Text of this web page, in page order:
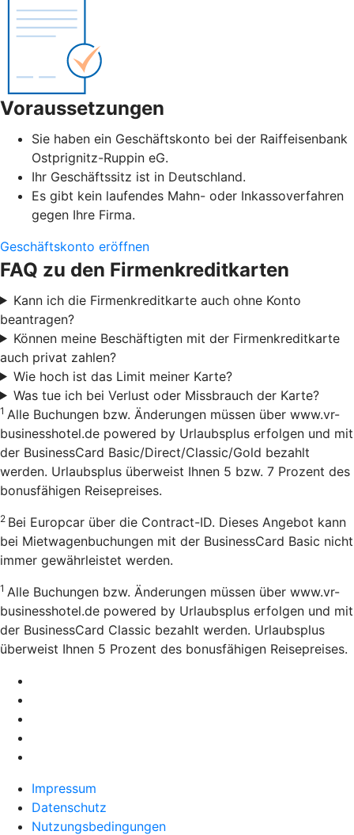
Voraussetzungen
Sie haben ein Geschäftskonto bei der Raiffeisenbank
Ostprignitz-Ruppin eG.
Ihr Geschäftssitz ist in Deutschland.
Es gibt kein laufendes Mahn- oder Inkassoverfahren
gegen Ihre Firma.
Geschäftskonto eröffnen
FAQ zu den Firmenkreditkarten
Kann ich die Firmenkreditkarte auch ohne Konto
beantragen?
Können meine Beschäftigten mit der Firmenkreditkarte
auch privat zahlen?
Wie hoch ist das Limit meiner Karte?
Was tue ich bei Verlust oder Missbrauch der Karte?
1 Alle Buchungen bzw. Änderungen müssen über www.vr-
businesshotel.de powered by Urlaubsplus erfolgen und mit
der BusinessCard Basic/Direct/Classic/Gold bezahlt
werden. Urlaubsplus überweist Ihnen 5 bzw. 7 Prozent des
bonusfähigen Reisepreises.
2 Bei Europcar über die Contract-ID. Dieses Angebot kann
bei Mietwagenbuchungen mit der BusinessCard Basic nicht
immer gewährleistet werden.
1 Alle Buchungen bzw. Änderungen müssen über www.vr-
businesshotel.de powered by Urlaubsplus erfolgen und mit
der BusinessCard Classic bezahlt werden. Urlaubsplus
überweist Ihnen 5 Prozent des bonusfähigen Reisepreises.
Impressum
Datenschutz
Nutzungsbedingungen